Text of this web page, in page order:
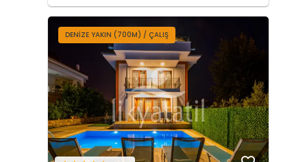
DENİZE YAKIN (700M) / ÇALIŞ